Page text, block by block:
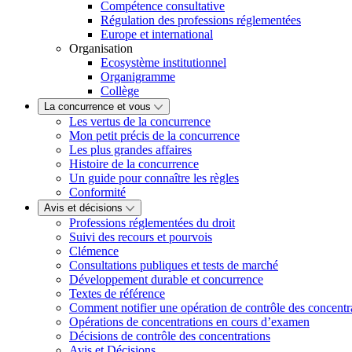
Compétence consultative
Régulation des professions réglementées
Europe et international
Organisation
Ecosystème institutionnel
Organigramme
Collège
La concurrence et vous
Les vertus de la concurrence
Mon petit précis de la concurrence
Les plus grandes affaires
Histoire de la concurrence
Un guide pour connaître les règles
Conformité
Avis et décisions
Professions réglementées du droit
Suivi des recours et pourvois
Clémence
Consultations publiques et tests de marché
Développement durable et concurrence
Textes de référence
Comment notifier une opération de contrôle des
Opérations de concentrations en cours d’examen
Décisions de contrôle des concentrations